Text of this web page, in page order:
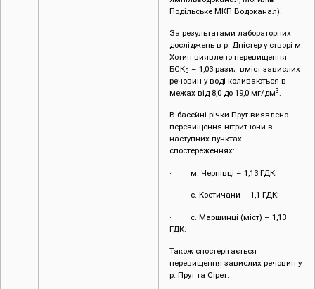
Подільське МКП Водоканал).
За результатами лабораторних
досліджень в р. Дністер у створі м.
Хотин виявлено перевищення
БСК5 – 1,03 рази; вміст завислих
речовин у воді коливаються в
межах від 8,0 до 19,0 мг/дм3 .
В басейні річки Прут виявлено
перевищення нітрит-іони в
наступних пунктах
спостереженнях:
· м. Чернівці – 1,13 ГДК;
· с. Костичани – 1,1 ГДК;
· с. Маршинці (міст) – 1,13
ГДК.
Також спостерігається
перевищення завислих речовин у
р. Прут та Сірет: